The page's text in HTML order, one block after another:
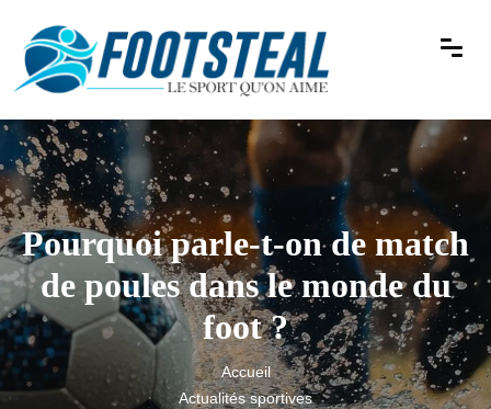
Pourquoi parle-t-on de match
de poules dans le monde du
foot ?
Accueil
Actualités sportives